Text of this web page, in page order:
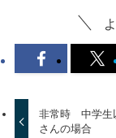
非常時 中学生
さんの場合